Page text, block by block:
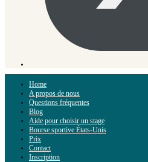
Home
A propos de nous
Questions fréquentes
Blog
Aide pour choisir un stage
Bourse sportive États-Unis
Prix
Contact
Inscription